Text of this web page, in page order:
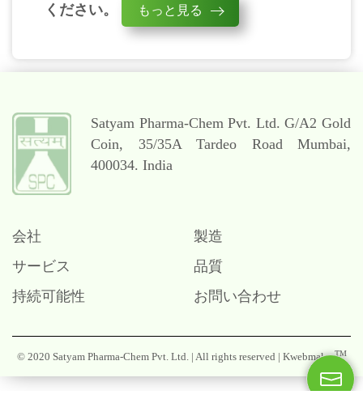
Contact
ください。 もっと見る
Satyam Pharma-Chem Pvt. Ltd.G/A2 Gold
Coin, 35/35A Tardeo Road Mumbai,
400034. India
会社
製造
サービス
品質
持続可能性
お問い合わせ
© 2020 Satyam Pharma-Chem Pvt. Ltd. | All rights reserved | KwebmakerTM